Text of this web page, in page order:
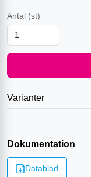
Antal (st)
Varianter
Dokumentation
Datablad